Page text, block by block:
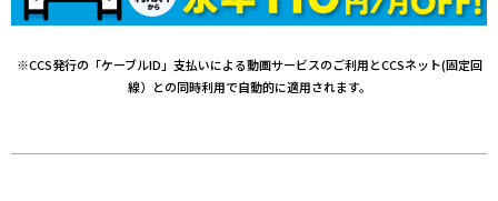
※CCS発行の「ケーブルID」支払いによる動画サービスのご利用とCCSネット(固定回
線）との同時利用で自動的に適用されます。